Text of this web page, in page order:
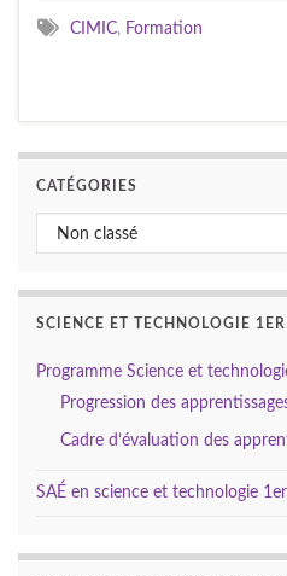
CIMIC, Formation
CATÉGORIES
Catégories
SCIENCE ET TECHNOLOGIE 1ER
Programme Science et
Progression des
Cadre d’évaluation des
SAÉ en science et technologie